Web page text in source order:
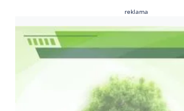
reklama